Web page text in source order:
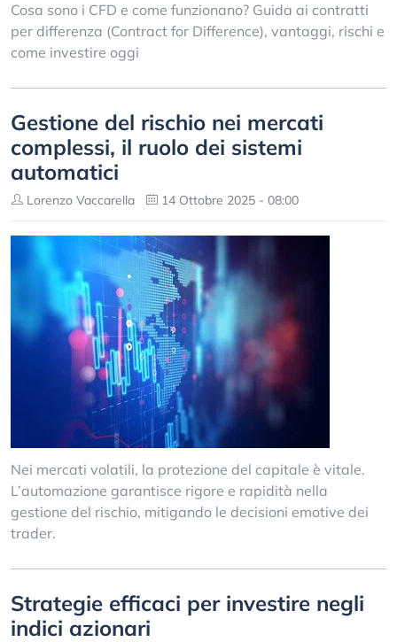
Cosa sono i CFD e come funzionano? Guida ai contratti
per differenza (Contract for Difference), vantaggi, rischi e
come investire oggi
Gestione del rischio nei mercati
complessi, il ruolo dei sistemi
automatici
Lorenzo Vaccarella 14 Ottobre 2025 - 08:00
Nei mercati volatili, la protezione del capitale è vitale.
L’automazione garantisce rigore e rapidità nella
gestione del rischio, mitigando le decisioni emotive dei
trader.
Strategie efficaci per investire negli
indici azionari